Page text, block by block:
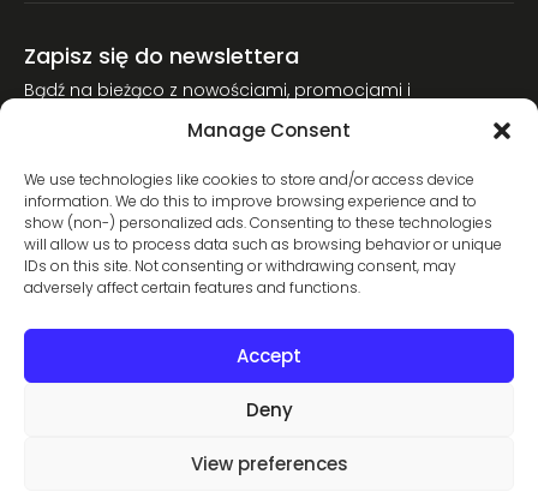
Manage Consent
We use technologies like cookies to store and/or access device
information. We do this to improve browsing experience and to
show (non-) personalized ads. Consenting to these technologies
will allow us to process data such as browsing behavior or unique
IDs on this site. Not consenting or withdrawing consent, may
adversely affect certain features and functions.
Accept
Deny
View preferences
Zapisz się do newslettera
Bądź na bieżąco z nowościami, promocjami i
Dołącz do naszej społeczności miłośników nart.
Wyrażam zgodę na przetwarzanie moich danych osobowych w
celu wysyłki newslettera zgodnie z Polityką Prywatności. Zgodę
Zapisz się
Copyright © 2026 All rights reserved. Powered by